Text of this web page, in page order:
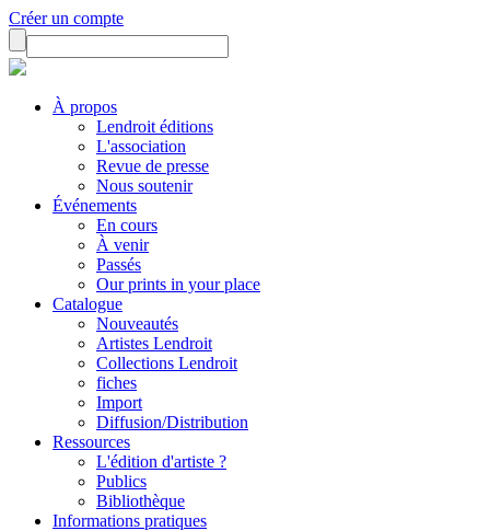
Créer un compte
À propos
Lendroit éditions
L'association
Revue de presse
Nous soutenir
Événements
En cours
À venir
Passés
Our prints in your place
Catalogue
Nouveautés
Artistes Lendroit
Collections Lendroit
fiches
Import
Diffusion/Distribution
Ressources
L'édition d'artiste ?
Publics
Bibliothèque
Informations pratiques